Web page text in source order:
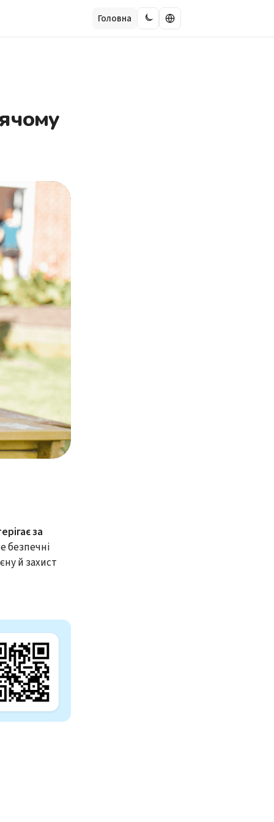
Головна
за
безпечні
й захист